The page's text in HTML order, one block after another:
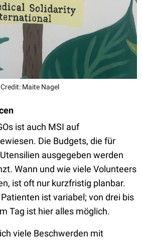
Credit: Maite Nagel
ist auch MSI auf
Die Budgets, die für
ausgegeben werden
Wann und wie viele Volunteers
ist oft nur kurzfristig planbar.
ist variabel; von drei bis
Tag ist hier alles möglich.
viele Beschwerden mit